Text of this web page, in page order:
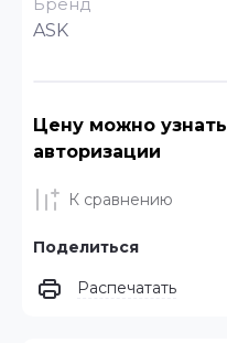
ASK
Цену можно
авторизации
К сравнению
Поделиться
Распечатать